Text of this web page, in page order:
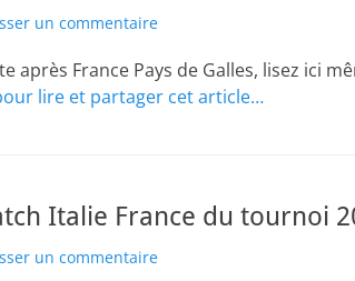
un commentaire
après France Pays de Galles, lisez ici
lire et partager cet article…
Italie France du tournoi
un commentaire